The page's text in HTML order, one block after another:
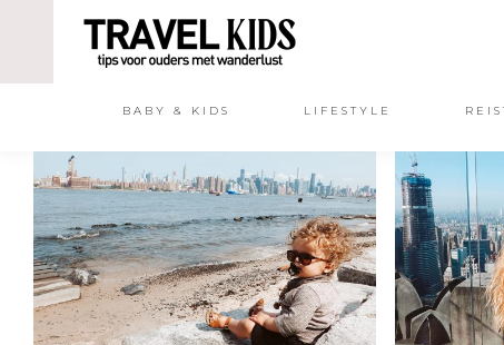
BABY & KIDS LIFESTYLE